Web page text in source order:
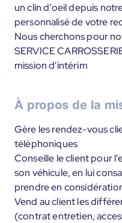
un clin d’oeil depuis
personnalisé de votre
Nous cherchons pour
SERVICE
mission d'intérim
À propos de la
Gère les rendez-vous
téléphoniques
Conseille le client pour
son véhicule, en lui
prendre en
Vend au client les
(contrat entretien,